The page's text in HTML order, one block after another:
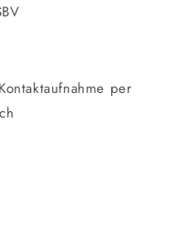
per